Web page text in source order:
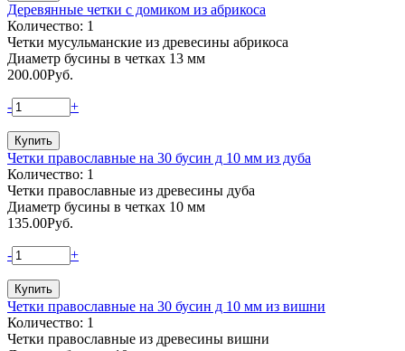
Деревянные четки с домиком из абрикоса
Количество: 1
Четки мусульманские из древесины абрикоса
Диаметр бусины в четках 13 мм
200.00Руб.
- +
Четки православные на 30 бусин д 10 мм из дуба
Количество: 1
Четки православные из древесины дуба
Диаметр бусины в четках 10 мм
135.00Руб.
- +
Четки православные на 30 бусин д 10 мм из вишни
Количество: 1
Четки православные из древесины вишни